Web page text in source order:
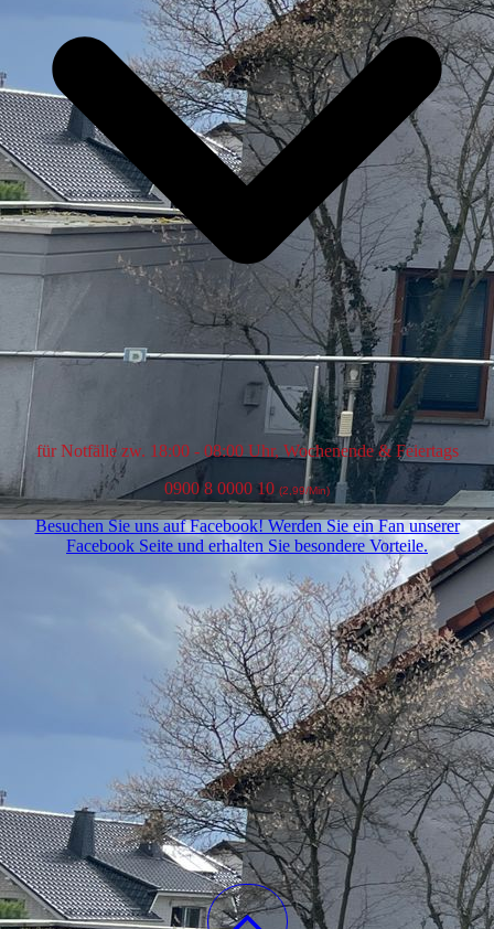
für Notfälle zw. 18:00 - 08:00 Uhr, Wochenende & Feiertags
0900 8 0000 10 (2,99/Min)
Besuchen Sie uns auf Facebook! Werden Sie ein Fan unserer
Facebook Seite und erhalten Sie besondere Vorteile.